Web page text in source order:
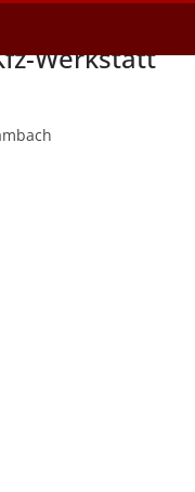
Werkstatt